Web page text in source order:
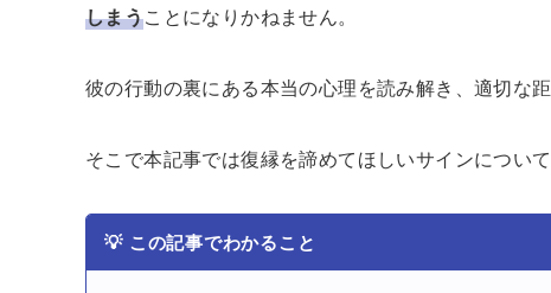
しまうことになりかねません。
彼の行動の裏にある本当の心理を読み解き、適切な
そこで本記事では復縁を諦めてほしいサインについて
💡 この記事でわかること